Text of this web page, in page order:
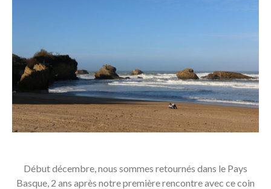
Début décembre, nous sommes retournés dans le Pays
Basque, 2 ans après notre première rencontre avec ce coin